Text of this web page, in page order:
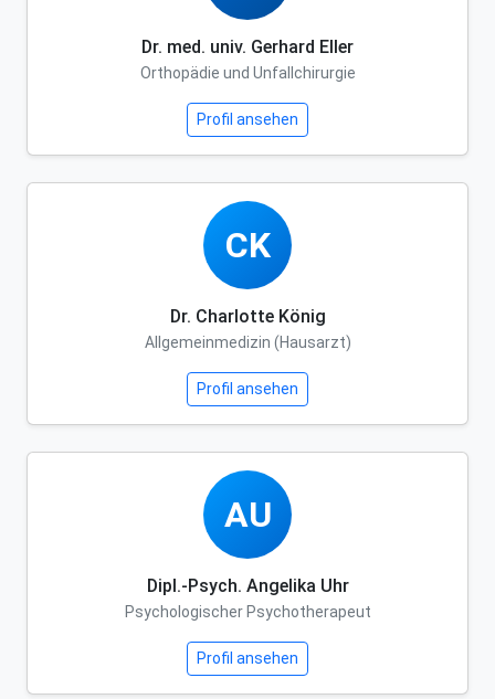
Dr. med. univ. Gerhard Eller
Orthopädie und Unfallchirurgie
Profil ansehen
CK
Dr. Charlotte König
Allgemeinmedizin (Hausarzt)
Profil ansehen
AU
Dipl.-Psych. Angelika Uhr
Psychologischer Psychotherapeut
Profil ansehen